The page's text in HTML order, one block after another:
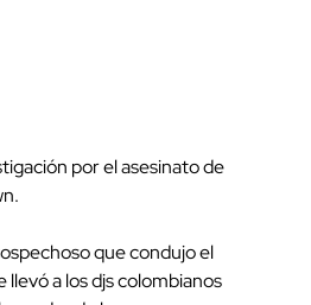
por el asesinato de
que condujo el
llevó a los djs colombianos